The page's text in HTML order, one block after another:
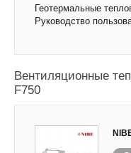
Геотермальные
Руководство
Вентиляционные
F750